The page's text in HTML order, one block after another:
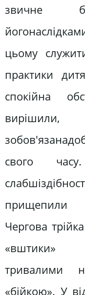
звичне
цьому
практики
спокійна
свого
прищепили
Чергова
«вштики»
тривалими
«бійкою». У